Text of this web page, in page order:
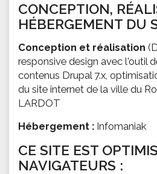
CONCEPTION,
HÉBERGEMENT DU
Conception et réalisation
responsive design avec l'outil
contenus Drupal 7.x,
du site internet de la ville du
LARDOT
Hébergement : Infomaniak
CE SITE EST
NAVIGATEURS :